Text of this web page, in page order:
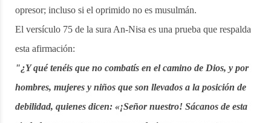
opresor; incluso si el oprimido no es musulmán.
El versículo 75 de la sura An-Nisa es una prueba que respalda
esta afirmación:
"¿Y qué tenéis que no combatís en el camino de Dios, y por
hombres, mujeres y niños que son llevados a la posición de
debilidad, quienes dicen: «¡Señor nuestro! Sácanos de esta